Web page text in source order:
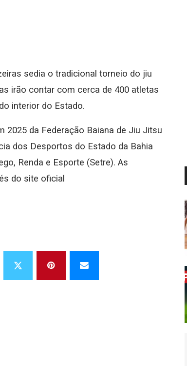
sedia o tradicional torneio do jiu
irão contar com cerca de 400 atletas
interior do Estado.
2025 da Federação Baiana de Jiu Jitsu
dos Desportos do Estado da Bahia
Renda e Esporte (Setre). As
do site oficial